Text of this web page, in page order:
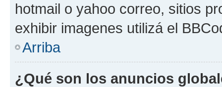
hotmail o yahoo correo, sitios
exhibir imagenes utilizá el
Arriba
¿Qué son los anuncios